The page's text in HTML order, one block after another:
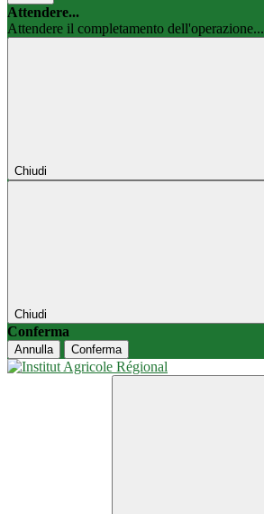
Attendere...
Attendere il completamento dell'operazione...
Chiudi
Chiudi
Conferma
Annulla Conferma